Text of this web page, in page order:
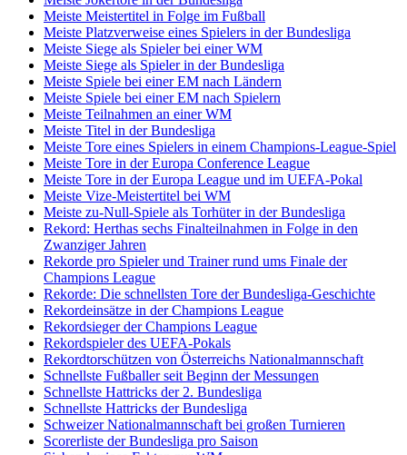
Meiste Meistertitel in Folge im Fußball
Meiste Platzverweise eines Spielers in der Bundesliga
Meiste Siege als Spieler bei einer WM
Meiste Siege als Spieler in der Bundesliga
Meiste Spiele bei einer EM nach Ländern
Meiste Spiele bei einer EM nach Spielern
Meiste Teilnahmen an einer WM
Meiste Titel in der Bundesliga
Meiste Tore eines Spielers in einem Champions-League-Spiel
Meiste Tore in der Europa Conference League
Meiste Tore in der Europa League und im UEFA-Pokal
Meiste Vize-Meistertitel bei WM
Meiste zu-Null-Spiele als Torhüter in der Bundesliga
Rekord: Herthas sechs Finalteilnahmen in Folge in den
Zwanziger Jahren
Rekorde pro Spieler und Trainer rund ums Finale der
Champions League
Rekorde: Die schnellsten Tore der Bundesliga-Geschichte
Rekordeinsätze in der Champions League
Rekordsieger der Champions League
Rekordspieler des UEFA-Pokals
Rekordtorschützen von Österreichs Nationalmannschaft
Schnellste Fußballer seit Beginn der Messungen
Schnellste Hattricks der 2. Bundesliga
Schnellste Hattricks der Bundesliga
Schweizer Nationalmannschaft bei großen Turnieren
Scorerliste der Bundesliga pro Saison